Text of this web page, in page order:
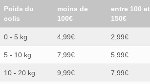
Poids du
colis
moins de
100€
entre 100 et
150€
0 - 5 kg 4,99€ 2,99€
5 - 10 kg 7,99€ 5,99€
10 - 20 kg 9,99€ 7,99€